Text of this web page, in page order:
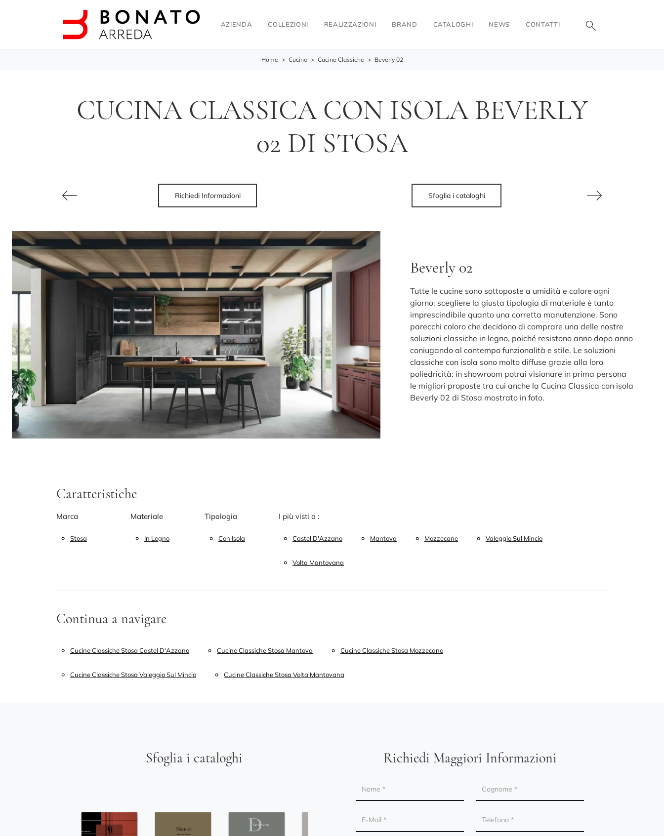
AZIENDA COLLEZIONI REALIZZAZIONI BRAND CATALOGHI NEWS CONTATTI
Home > Cucine > Cucine Classiche > Beverly 02
CUCINA CLASSICA CON ISOLA BEVERLY
02 DI STOSA
Richiedi Informazioni Sfoglia i cataloghi
Beverly 02
Tutte le cucine sono sottoposte a umidità e calore ogni
giorno: scegliere la giusta tipologia di materiale è tanto
imprescindibile quanto una corretta manutenzione. Sono
parecchi coloro che decidono di comprare una delle nostre
soluzioni classiche in legno, poiché resistono anno dopo anno
coniugando al contempo funzionalità e stile. Le soluzioni
classiche con isola sono molto diffuse grazie alla loro
poliedricità: in showroom potrai visionare in prima persona
le migliori proposte tra cui anche la Cucina Classica con isola
Beverly 02 di Stosa mostrato in foto.
Caratteristiche
Marca
Stosa
Materiale
In Legno
Tipologia
Con Isola
I più visti a :
Castel D'Azzano Mantova Mozzecane Valeggio Sul Mincio
Volta Mantovana
Continua a navigare
Cucine Classiche Stosa Castel D'Azzano Cucine Classiche Stosa Mantova Cucine Classiche Stosa Mozzecane
Cucine Classiche Stosa Valeggio Sul Mincio Cucine Classiche Stosa Volta Mantovana
Sfoglia i cataloghi Richiedi Maggiori Informazioni